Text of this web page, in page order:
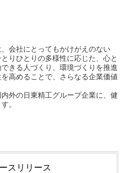
会社にとってもかけがえのない
りひとりの多様性に応じた、心と
きる人づくり、環境づくりを推進
高めることで、さらなる企業価値
外の日東精工グループ企業に、健
。
スリリース